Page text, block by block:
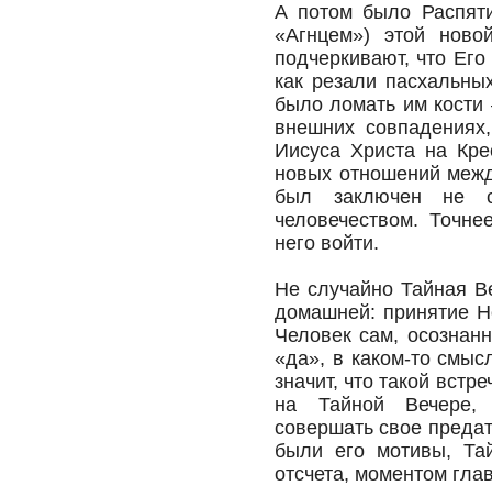
А потом было
«Агнцем») этой
подчеркивают, что
как резали
было ломать им
внешних
Иисуса Христа на
новых отношений
был заключен не
человечеством.
него войти.
Не случайно Тайная
домашней: принятие
Человек сам,
«да», в каком-то
значит, что такой
на Тайной Вечере,
совершать свое
были его мотивы,
отсчета, моментом